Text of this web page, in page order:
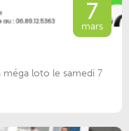
7
mars
méga loto le samedi 7